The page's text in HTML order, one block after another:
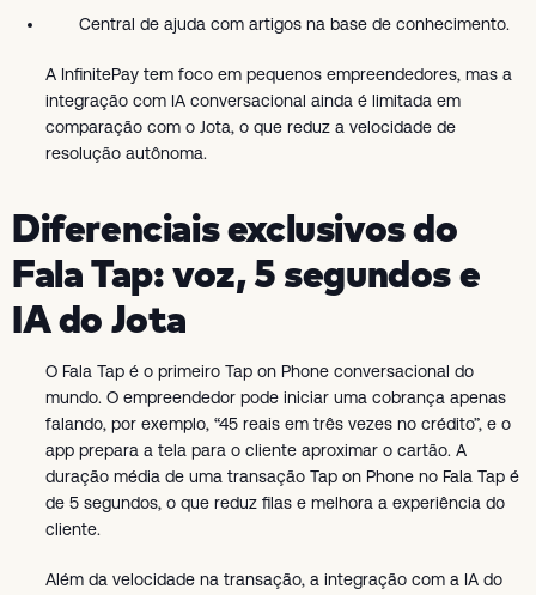
Central de ajuda com artigos na base de conhecimento.
A InfinitePay tem foco em pequenos empreendedores, mas a
integração com IA conversacional ainda é limitada em
comparação com o Jota, o que reduz a velocidade de
resolução autônoma.
Diferenciais exclusivos do
Fala Tap: voz, 5 segundos e
IA do Jota
O Fala Tap é o primeiro Tap on Phone conversacional do
mundo. O empreendedor pode iniciar uma cobrança apenas
falando, por exemplo, “45 reais em três vezes no crédito”, e o
app prepara a tela para o cliente aproximar o cartão. A
duração média de uma transação Tap on Phone no Fala Tap é
de 5 segundos, o que reduz filas e melhora a experiência do
cliente.
Além da velocidade na transação, a integração com a IA do